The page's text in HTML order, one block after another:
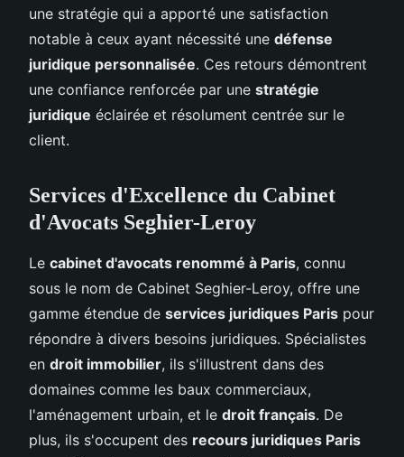
une stratégie qui a apporté une satisfaction
notable à ceux ayant nécessité une défense
juridique personnalisée. Ces retours démontrent
une confiance renforcée par une stratégie
juridique éclairée et résolument centrée sur le
client.
Services d'Excellence du Cabinet
d'Avocats Seghier-Leroy
Le cabinet d'avocats renommé à Paris, connu
sous le nom de Cabinet Seghier-Leroy, offre une
gamme étendue de services juridiques Paris pour
répondre à divers besoins juridiques. Spécialistes
en droit immobilier, ils s'illustrent dans des
domaines comme les baux commerciaux,
l'aménagement urbain, et le droit français. De
plus, ils s'occupent des recours juridiques Paris